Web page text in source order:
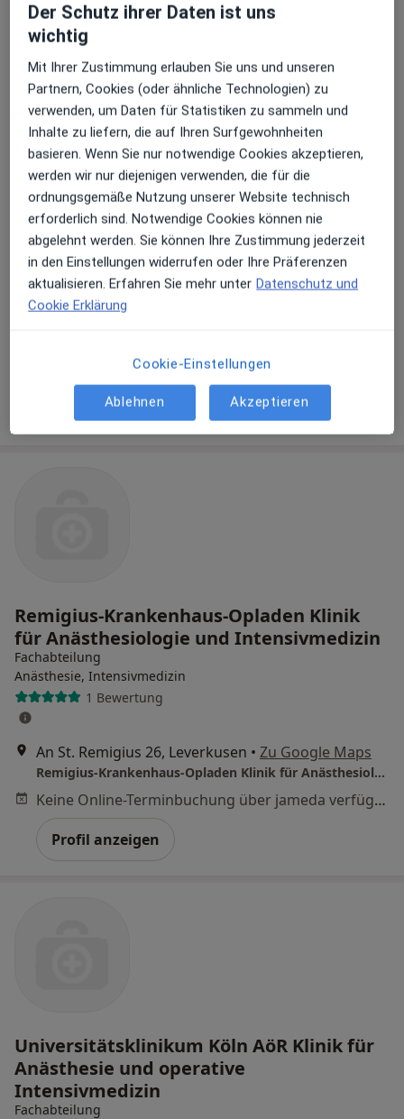
Dreifaltigkeits-Krankenhaus Abt.
Anästhesie, Intensiv- und
Palliativmedizin
Fachabteilung
Anästhesie, Intensivmedizin, Palliativmedizin
1 Bewertung
Profil anzeigen
Remigius-Krankenhaus-Opladen Klinik
für Anästhesiologie und Intensivmedizin
Fachabteilung
Anästhesie, Intensivmedizin
1 Bewertung
An St. Remigius 26, Leverkusen • Zu Google Maps
Remigius-Krankenhaus-Opladen Klinik für Anästhesiologie und Intensivmedizin
Keine Online-Terminbuchung über jameda verfügbar
Profil anzeigen
Universitätsklinikum Köln AöR Klinik für
Anästhesie und operative
Intensivmedizin
Fachabteilung
Der Schutz ihrer Daten ist uns
wichtig
Mit Ihrer Zustimmung erlauben Sie uns und unseren
Partnern, Cookies (oder ähnliche Technologien) zu
verwenden, um Daten für Statistiken zu sammeln und
Inhalte zu liefern, die auf Ihren Surfgewohnheiten
basieren. Wenn Sie nur notwendige Cookies akzeptieren,
werden wir nur diejenigen verwenden, die für die
ordnungsgemäße Nutzung unserer Website technisch
erforderlich sind. Notwendige Cookies können nie
abgelehnt werden. Sie können Ihre Zustimmung jederzeit
in den Einstellungen widerrufen oder Ihre Präferenzen
aktualisieren. Erfahren Sie mehr unter Datenschutz und
Cookie Erklärung
Cookie-Einstellungen
Ablehnen Akzeptieren